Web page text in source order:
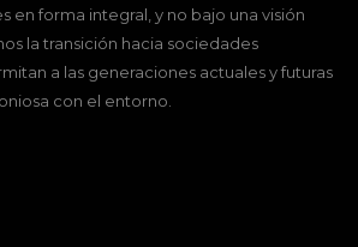
en forma integral, y no bajo una visión
la transición hacia sociedades
a las generaciones actuales y futuras
con el entorno.